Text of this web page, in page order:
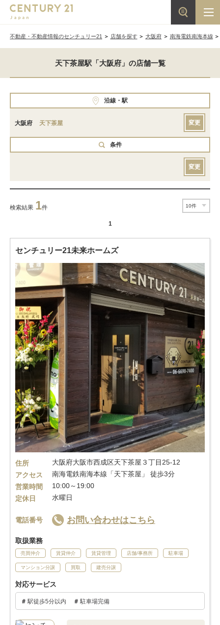
不動産・不動産情報のセンチュリー21 店舗を探す 大阪府 南海電鉄南海本線
天下茶屋駅「大阪府」の店舗一覧
沿線・駅
大阪府 天下茶屋 変更
条件
変更
検索結果 1件
1
センチュリー21未来ホームズ
住所
大阪府大阪市西成区天下茶屋３丁目25-12
アクセス
南海電鉄南海本線「天下茶屋」 徒歩3分
営業時間
10:00～19:00
定休日
水曜日
電話番号 お問い合わせはこちら
取扱業務
売買仲介 賃貸仲介 賃貸管理 店舗/事務所 駐車場
マンション分譲 買取 建売分譲
対応サービス
駅徒歩5分以内 駐車場完備